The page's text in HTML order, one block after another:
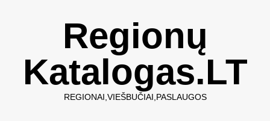
Regionų
Katalogas.LT
REGIONAI,VIEŠBUČIAI,PASLAUGOS